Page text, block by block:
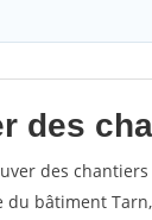
des
des
bâtiment